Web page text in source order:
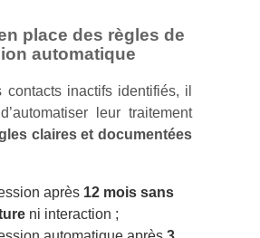
place des règles de
automatique
contacts inactifs identifiés, il
leur traitement
claires et documentées
après 12 mois sans
ni interaction ;